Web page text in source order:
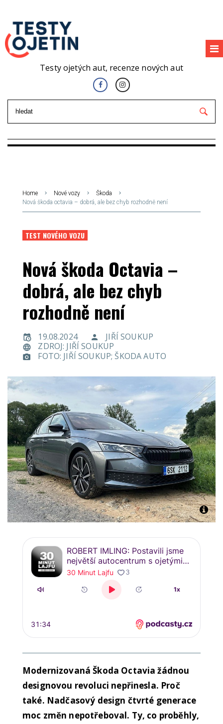
Testy ojetých aut, recenze nových aut
Home Nové vozy
Škoda
Nová škoda octavia – dobrá, ale bez chyb rozhodně není
TEST NOVÉHO VOZU
Nová škoda Octavia –
dobrá, ale bez chyb
rozhodně není
19.08.2024
JIŘÍ SOUKUP
ZDROJ: JIŘÍ SOUKUP
FOTO: JIŘÍ SOUKUP; ŠKODA AUTO
Modernizovaná Škoda Octavia žádnou
designovou revoluci nepřinesla. Proč
také. Nadčasový design čtvrté generace
moc změn nepotřeboval. Ty, co proběhly,